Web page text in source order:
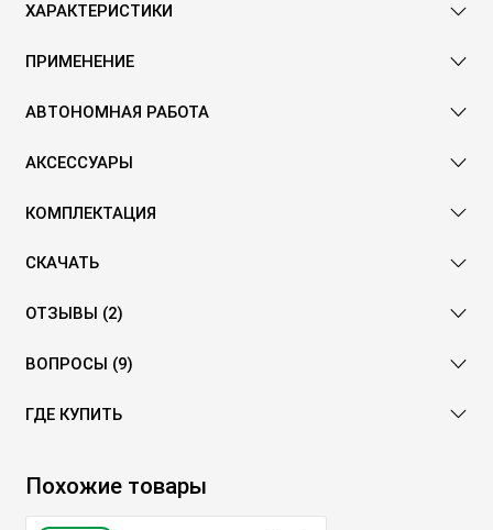
ХАРАКТЕРИСТИКИ
ПРИМЕНЕНИЕ
АВТОНОМНАЯ РАБОТА
АКСЕССУАРЫ
КОМПЛЕКТАЦИЯ
СКАЧАТЬ
ОТЗЫВЫ (2)
ВОПРОСЫ (9)
ГДЕ КУПИТЬ
Похожие товары